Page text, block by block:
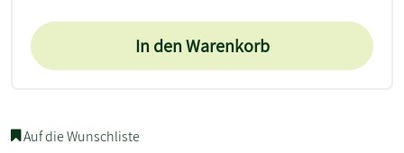
In den Warenkorb
Auf die Wunschliste